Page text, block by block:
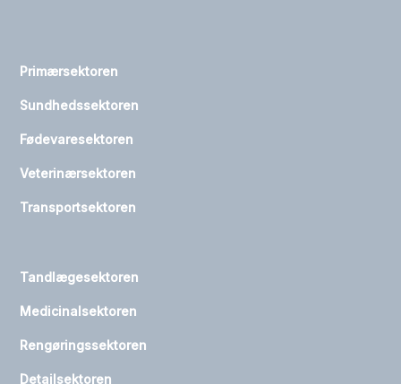
Primærsektoren
Sundhedssektoren
Fødevaresektoren
Veterinærsektoren
Transportsektoren
Tandlægesektoren
Medicinalsektoren
Rengøringssektoren
Detailsektoren